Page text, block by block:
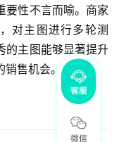
要性不言而喻。商家
对主图进行多轮测
的主图能够显著提升
销售机会。